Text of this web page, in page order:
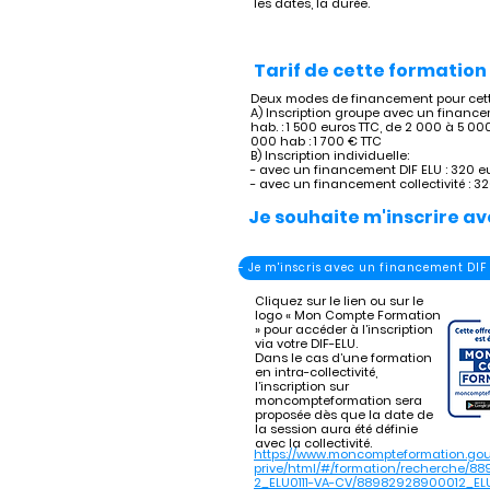
Tarif de cette formation
Deux modes de financement pour
A) Inscription groupe avec un
hab. : 1 500 euros TTC, de 2 000 à 5
000 hab : 1 700 € TTC
B) Inscription individuelle:
- avec un financement DIF ELU : 320
- avec un financement collectivité :
Je souhaite m'inscrire
- Je m'inscris avec un financement DIF
Cliquez sur le lien ou sur le
logo « Mon Compte Formation
» pour accéder à l’inscription
via votre DIF-ELU.
Dans le cas d’une formation
en intra-collectivité,
l’inscription sur
moncompteformation sera
proposée dès que la date de
la session aura été définie
avec la collectivité.
https://
prive/html/#/formation/recherche/
2_ELU0111-VA-CV/